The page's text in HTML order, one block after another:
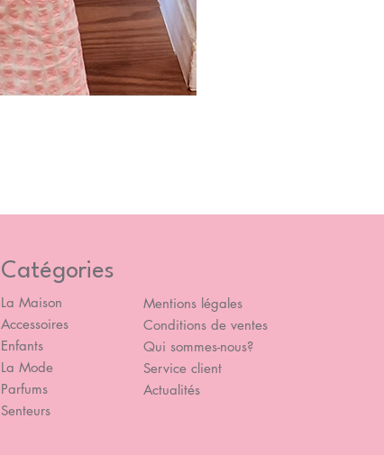
Catégories
La Maison
Accessoires
Enfants
La Mode
Parfums
Senteurs
Mentions légales
Conditions de ventes
Qui sommes-nous?
Service client
Actualités